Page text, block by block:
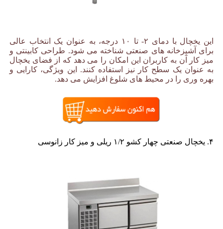
این یخچال با دمای ۲- تا ۱۰ درجه، به عنوان یک انتخاب عالی
برای آشپزخانه های صنعتی شناخته می شود. طراحی کابینتی و
میز کار آن به کاربران این امکان را می دهد که از فضای یخچال
به عنوان یک سطح کار نیز استفاده کنند. این ویژگی، کارایی و
بهره وری را در محیط های شلوغ افزایش می دهد.
۴. یخچال صنعتی چهار کشو ۱/۲ ریلی و میز کار زانوسی